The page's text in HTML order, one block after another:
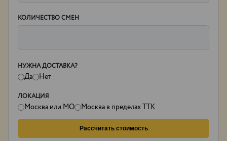
КОЛИЧЕСТВО СМЕН
НУЖНА ДОСТАВКА?
Да Нет
ЛОКАЦИЯ
Москва или МО Москва в пределах ТТК
Рассчитать стоимость